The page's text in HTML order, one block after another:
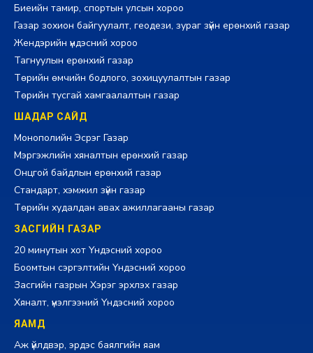
Биеийн тамир, спортын улсын хороо
Газар зохион байгуулалт, геодези, зураг зүйн ерөнхий газар
Жендэрийн үндэсний хороо
Тагнуулын ерөнхий газар
Төрийн өмчийн бодлого, зохицуулалтын газар
Төрийн тусгай хамгаалалтын газар
ШАДАР САЙД
Монополийн Эсрэг Газар
Мэргэжлийн хяналтын ерөнхий газар
Онцгой байдлын ерөнхий газар
Стандарт, хэмжил зүйн газар
Төрийн худалдан авах ажиллагааны газар
ЗАСГИЙН ГАЗАР
20 минутын хот Үндэсний хороо
Боомтын сэргэлтийн Үндэсний хороо
Засгийн газрын Хэрэг эрхлэх газар
Хяналт, үнэлгээний Үндэсний хороо
ЯАМД
Аж үйлдвэр, эрдэс баялгийн яам